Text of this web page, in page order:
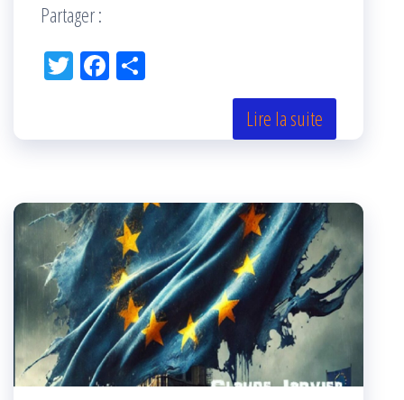
Partager :
Tw Fac
k r
Lire la suite